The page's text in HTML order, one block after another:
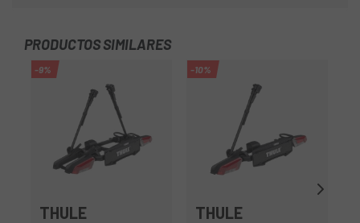
PRODUCTOS SIMILARES
-9%
THULE
-10%
THULE